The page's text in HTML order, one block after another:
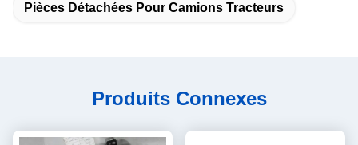
Pièces Détachées Pour Camions Tracteurs
Produits Connexes